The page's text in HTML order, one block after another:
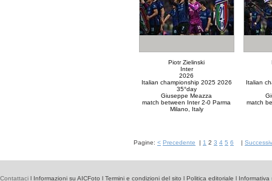
Piotr Zielinski
Inter
2026
Italian championship 2025 2026
35°day
Giuseppe Meazza
match between Inter 2-0 Parma
Milano, Italy
Italian
match
Pagine: < Precedente | 1 2 3 4 5 6 |
Contattaci l Informazioni su AICFoto l Termini e condizioni del sito l Politica editoriale l Informativa